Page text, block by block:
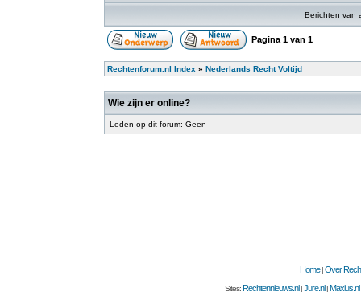
Berichten van
Pagina 1 van 1
Rechtenforum.nl Index » Nederlands Recht Voltijd
Wie zijn er online?
Leden op dit forum: Geen
Home|Over
Sites:Rechtennieuws.nl |Jure.nl |Maxius.nl